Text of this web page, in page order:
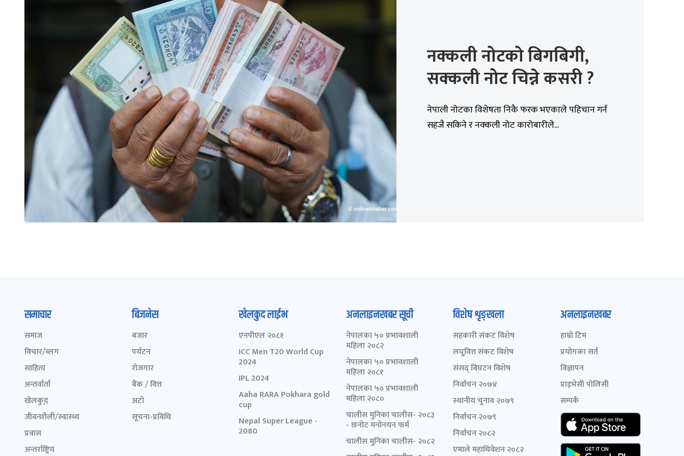
नक्कली नोटको बिगबिगी,
सक्कली नोट चिन्ने कसरी ?
नेपाली नोटका विशेषता निकै फरक भएकाले पहिचान गर्न
सहजै सकिने र नक्कली नोट कारोबारीले...
समाचार
समाज
विचार/ब्लग
साहित्य
अन्तर्वार्ता
खेलकुद़़
जीवनशैली/स्वास्थ्य
प्रवास
अन्तर्राष्ट्रिय
बिजनेस
बजार
पर्यटन
रोजगार
बैंक / वित्त
अटो
सूचना-प्रविधि
खेलकुद लाईभ
एनपीएल २०८१
ICC Men T20 World Cup
2024
IPL 2024
Aaha RARA Pokhara gold
cup
Nepal Super League -
2080
अनलाइनखबर सूची
नेपालका ५० प्रभावशाली
महिला २०८२
नेपालका ५० प्रभावशाली
महिला २०८१
नेपालका ५० प्रभावशाली
महिला २०८०
चालीस मुनिका चालीस- २०८३
- छनोट मनोनयन फर्म
चालीस मुनिका चालीस- २०८२
विशेष शृङ्खला
सहकारी संकट विशेष
लघुवित्त संकट विशेष
संसद् विघटन विशेष
निर्वाचन २०७४
स्थानीय चुनाव २०७९
निर्वाचन २०७९
निर्वाचन २०८२
एमाले महाधिवेशन २०८२
अनलाइनखबर
हाम्रो टिम
प्रयोगका सर्त
विज्ञापन
प्राइभेसी पोलिसी
सम्पर्क